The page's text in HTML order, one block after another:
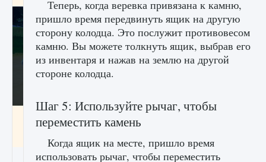
Как включить чат в Fortnite
Теперь, когда веревка привязана к камню,
пришло время передвинуть ящик на другую
сторону колодца. Это послужит противовесом
камню. Вы можете толкнуть ящик, выбрав его
из инвентаря и нажав на землю на другой
стороне колодца.
Шаг 5: Используйте рычаг, чтобы
переместить камень
Когда ящик на месте, пришло время
использовать рычаг, чтобы переместить